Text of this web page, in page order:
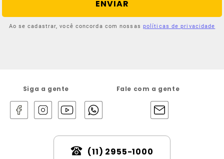
ENVIAR
Ao se cadastrar, você concorda com nossas políticas de privacidade
Siga a gente Fale com a gente
(11) 2955-1000